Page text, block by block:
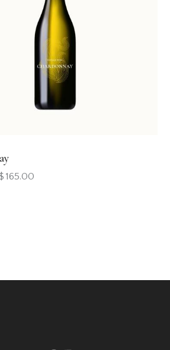
165.00